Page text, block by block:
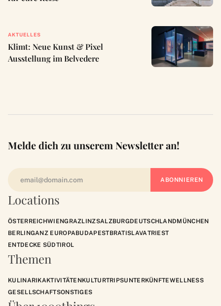
AKTUELLES
Klimt: Neue Kunst & Pixel
Ausstellung im Belvedere
Locations
ÖSTERREICHWIENGRAZLINZSALZBURGDEUTSCHLANDMÜNCHEN
BERLINGANZ EUROPABUDAPESTBRATISLAVATRIEST
ENTDECKE SÜDTIROL
Themen
KULINARIKAKTIVITÄTENKULTURTRIPSUNTERKÜNFTEWELLNESS
GESELLSCHAFTSONSTIGES
Melde dich zu unserem Newsletter an!